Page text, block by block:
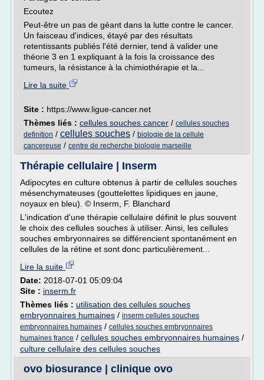
Ecoutez
Peut-être un pas de géant dans la lutte contre le cancer.
Un faisceau d'indices, étayé par des résultats
retentissants publiés l'été dernier, tend à valider une
théorie 3 en 1 expliquant à la fois la croissance des
tumeurs, la résistance à la chimiothérapie et la...
Lire la suite
Site : https://www.ligue-cancer.net
Thèmes liés : cellules souches cancer / cellules souches
definition / cellules souches / biologie de la cellule
cancereuse / centre de recherche biologie marseille
Thérapie cellulaire | Inserm
Adipocytes en culture obtenus à partir de cellules souches
mésenchymateuses (gouttelettes lipidiques en jaune,
noyaux en bleu). © Inserm, F. Blanchard
L'indication d'une thérapie cellulaire définit le plus souvent
le choix des cellules souches à utiliser. Ainsi, les cellules
souches embryonnaires se différencient spontanément en
cellules de la rétine et sont donc particulièrement...
Lire la suite
Date: 2018-07-01 05:09:04
Site : inserm.fr
Thèmes liés : utilisation des cellules souches
embryonnaires humaines / inserm cellules souches
embryonnaires humaines / cellules souches embryonnaires
humaines france / cellules souches embryonnaires humaines /
culture cellulaire des cellules souches
ovo biosurance | clinique ovo